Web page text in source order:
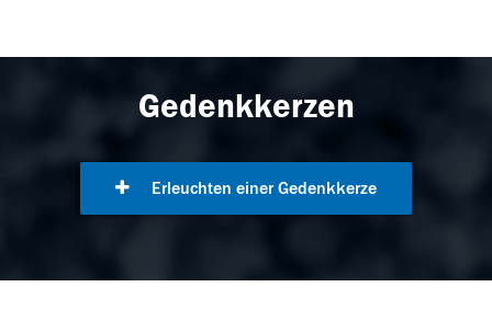
Gedenkkerzen
Erleuchten einer Gedenkkerze